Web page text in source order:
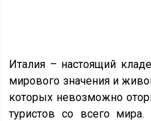
Италия – настоящий
мирового значения и
которых невозможно
туристов со всего